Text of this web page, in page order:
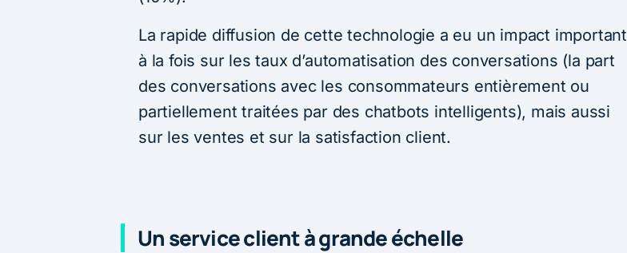
La rapide diffusion de cette technologie a eu un impact important
à la fois sur les taux d’automatisation des conversations (la part
des conversations avec les consommateurs entièrement ou
partiellement traitées par des chatbots intelligents), mais aussi
sur les ventes et sur la satisfaction client.
Un service client à grande échelle